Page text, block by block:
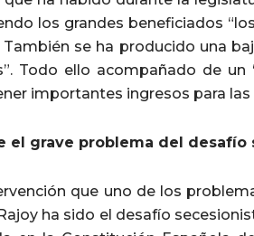
los grandes beneficiados
se ha producido una
Todo ello acompañado de un
importantes ingresos para las
el grave problema del desafío
que uno de los
ha sido el desafío